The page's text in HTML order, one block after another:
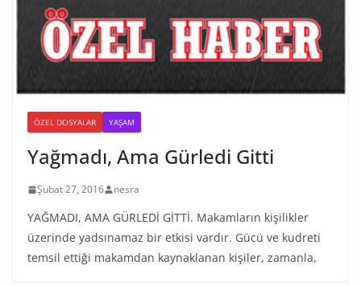
ÖZEL DOSYALAR YAŞAM
Yağmadı, Ama Gürledi Gitti
Şubat 27, 2016 nesra
YAĞMADI, AMA GÜRLEDİ GİTTİ. Makamların kişilikler
üzerinde yadsınamaz bir etkisi vardır. Gücü ve kudreti
temsil ettiği makamdan kaynaklanan kişiler, zamanla,